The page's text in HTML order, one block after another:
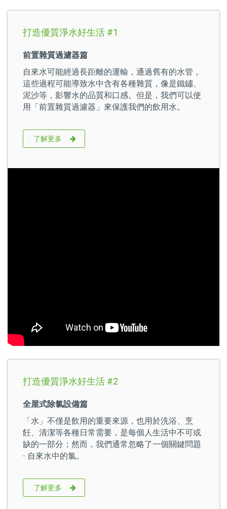
打造優質淨水好生活 #1
前置雜質過濾器篇
自來水可能經過長距離的運輸，通過舊有的水管，
這些過程可能導致水中含有各種雜質，像是鐵鏽、
泥沙等，影響水的品質和口感。但是，我們可以使
用「前置雜質過濾器」來保護我們的飲用水。
了解更多
打造優質淨水好生活 #2
全屋式除氯設備篇
「水」不僅是飲用的重要來源，也用於洗浴、烹
飪、清潔等各種日常需要，是每個人生活中不可或
缺的一部分；然而，我們通常忽略了一個關鍵問題
- 自來水中的氯。
了解更多